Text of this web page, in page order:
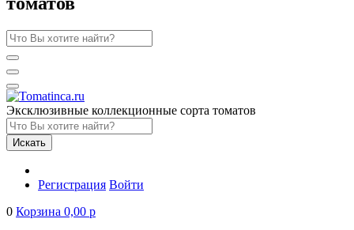
Эксклюзивные коллекционные сорта томатов
Искать
Регистрация Войти
0 Корзина 0,00 р